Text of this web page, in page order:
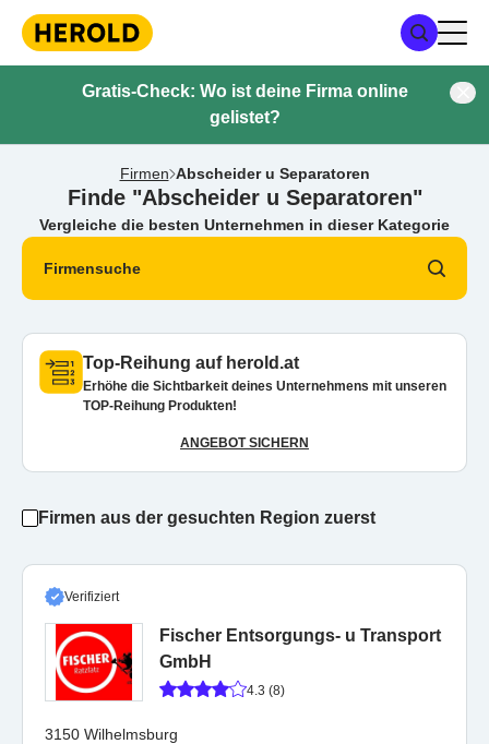
Gratis-Check: Wo ist deine Firma online
gelistet?
Firmen Abscheider u Separatoren
Finde "Abscheider u Separatoren"
Vergleiche die besten Unternehmen in dieser Kategorie
Firmensuche
Top-Reihung auf herold.at
Erhöhe die Sichtbarkeit deines Unternehmens mit unseren
TOP-Reihung Produkten!
ANGEBOT SICHERN
Firmen aus der gesuchten Region zuerst
Verifiziert
Fischer Entsorgungs- u Transport
GmbH
4.3 (8)
3150 Wilhelmsburg